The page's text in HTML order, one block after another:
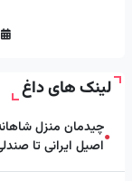
لینک های داغ
●چیدمان منزل
اصیل ایرانی تا